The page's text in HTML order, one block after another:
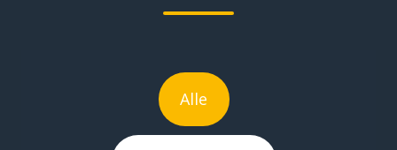
Alle